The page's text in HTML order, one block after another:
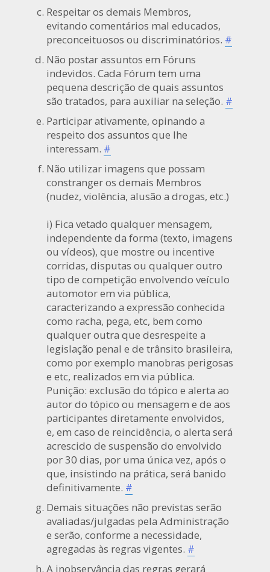
Respeitar os demais Membros,
evitando comentários mal educados,
preconceituosos ou discriminatórios. #
Não postar assuntos em Fóruns
indevidos. Cada Fórum tem uma
pequena descrição de quais assuntos
são tratados, para auxiliar na seleção. #
Participar ativamente, opinando a
respeito dos assuntos que lhe
interessam. #
Não utilizar imagens que possam
constranger os demais Membros
(nudez, violência, alusão a drogas, etc.)
i) Fica vetado qualquer mensagem,
independente da forma (texto, imagens
ou vídeos), que mostre ou incentive
corridas, disputas ou qualquer outro
tipo de competição envolvendo veículo
automotor em via pública,
caracterizando a expressão conhecida
como racha, pega, etc, bem como
qualquer outra que desrespeite a
legislação penal e de trânsito brasileira,
como por exemplo manobras perigosas
e etc, realizados em via pública.
Punição: exclusão do tópico e alerta ao
autor do tópico ou mensagem e de aos
participantes diretamente envolvidos,
e, em caso de reincidência, o alerta será
acrescido de suspensão do envolvido
por 30 dias, por uma única vez, após o
que, insistindo na prática, será banido
definitivamente. #
Demais situações não previstas serão
avaliadas/julgadas pela Administração
e serão, conforme a necessidade,
agregadas às regras vigentes. #
A inobservância das regras gerará